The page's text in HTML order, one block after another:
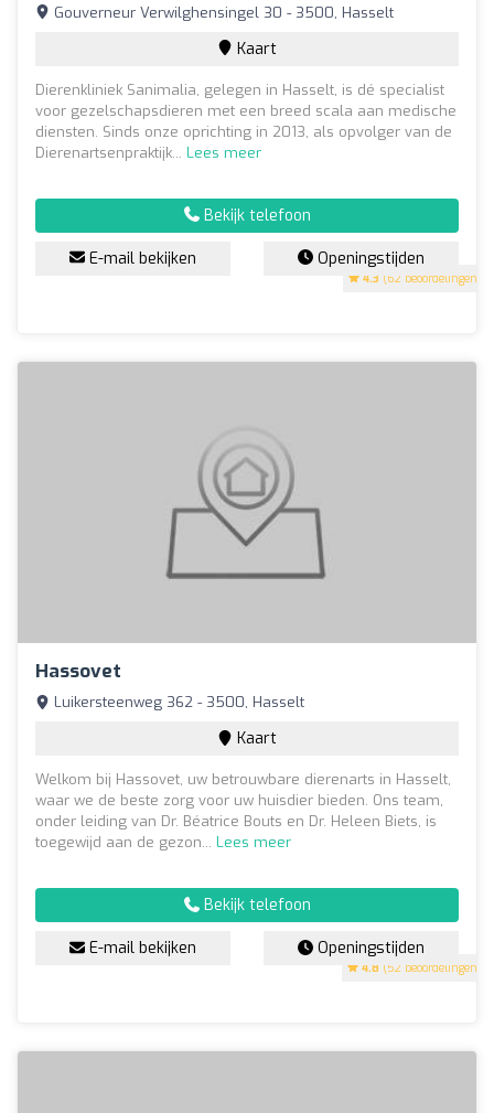
4.3 (62 beoordelingen)
Gouverneur Verwilghensingel 30 - 3500, Hasselt
Kaart
Dierenkliniek Sanimalia, gelegen in Hasselt, is dé specialist
voor gezelschapsdieren met een breed scala aan medische
diensten. Sinds onze oprichting in 2013, als opvolger van de
Dierenartsenpraktijk... Lees meer
Bekijk telefoon
E-mail bekijken Openingstijden
Hassovet
4.8 (52 beoordelingen)
Luikersteenweg 362 - 3500, Hasselt
Kaart
Welkom bij Hassovet, uw betrouwbare dierenarts in Hasselt,
waar we de beste zorg voor uw huisdier bieden. Ons team,
onder leiding van Dr. Béatrice Bouts en Dr. Heleen Biets, is
toegewijd aan de gezon... Lees meer
Bekijk telefoon
E-mail bekijken Openingstijden